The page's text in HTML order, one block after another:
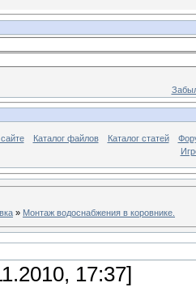
Каталог файлов Каталог статей
» Монтаж водоснабжения в коровнике.
17:37]